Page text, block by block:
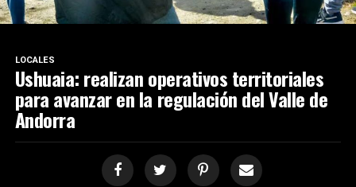
LOCALES
Ushuaia: realizan operativos territoriales
para avanzar en la regulación del Valle de
Andorra